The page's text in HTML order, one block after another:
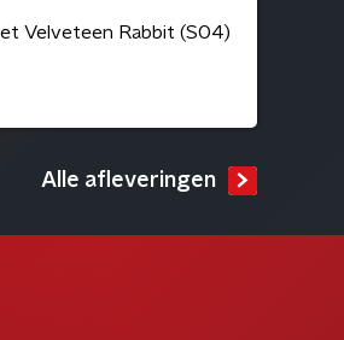
Velveteen Rabbit (S04)
Alle afleveringen